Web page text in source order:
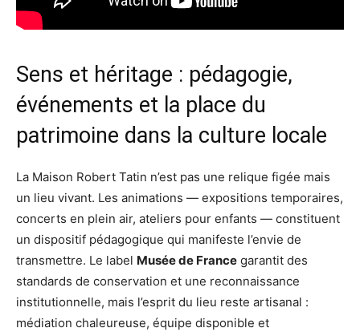
Sens et héritage : pédagogie,
événements et la place du
patrimoine dans la culture locale
La Maison Robert Tatin n’est pas une relique figée mais
un lieu vivant. Les animations — expositions temporaires,
concerts en plein air, ateliers pour enfants — constituent
un dispositif pédagogique qui manifeste l’envie de
transmettre. Le label Musée de France garantit des
standards de conservation et une reconnaissance
institutionnelle, mais l’esprit du lieu reste artisanal :
médiation chaleureuse, équipe disponible et